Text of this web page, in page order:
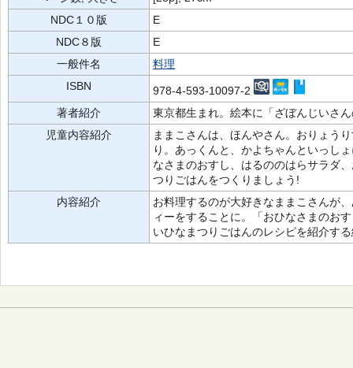
NDC１０版
E
NDC８版
E
一般件名
料理
ISBN
978-4-593-10097-2
著者紹介
東京都生まれ。絵本に「ざぼんじいさ
児童内容紹介
ままこさんは、ほんやさん。おりょう
り。あっくんと、かよちゃんといっし
なさまのおすし、はるののはらサラダ
つりごはんをつくりましょう!
内容紹介
お料理するのが大好きなままこさんが
ィーをすることに。「おひなさまのお
いひなまつりごはんのレシピを紹介す